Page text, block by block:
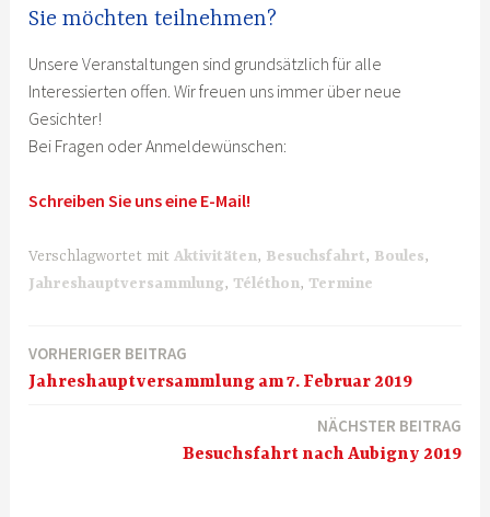
Sie möchten teilnehmen?
Unsere Veranstaltungen sind grundsätzlich für alle
Interessierten offen. Wir freuen uns immer über neue
Gesichter!
Bei Fragen oder Anmeldewünschen:
Schreiben Sie uns eine E-Mail!
Verschlagwortet mitAktivitäten, Besuchsfahrt, Boules,
Jahreshauptversammlung, Téléthon, Termine
Beitragsnavigation
VORHERIGER BEITRAG
Jahreshauptversammlung am 7. Februar 2019
NÄCHSTER BEITRAG
Besuchsfahrt nach Aubigny 2019